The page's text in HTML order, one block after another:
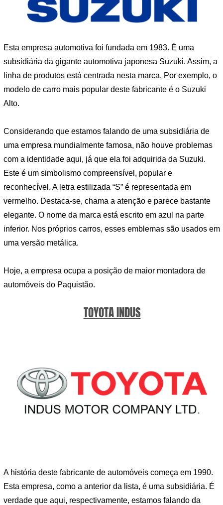
Esta empresa automotiva foi fundada em 1983. É uma
subsidiária da gigante automotiva japonesa Suzuki. Assim, a
linha de produtos está centrada nesta marca. Por exemplo, o
modelo de carro mais popular deste fabricante é o Suzuki
Alto.
Considerando que estamos falando de uma subsidiária de
uma empresa mundialmente famosa, não houve problemas
com a identidade aqui, já que ela foi adquirida da Suzuki.
Este é um simbolismo compreensível, popular e
reconhecível. A letra estilizada “S” é representada em
vermelho. Destaca-se, chama a atenção e parece bastante
elegante. O nome da marca está escrito em azul na parte
inferior. Nos próprios carros, esses emblemas são usados ​​em
uma versão metálica.
Hoje, a empresa ocupa a posição de maior montadora de
automóveis do Paquistão.
TOYOTA INDUS
A história deste fabricante de automóveis começa em 1990.
Esta empresa, como a anterior da lista, é uma subsidiária. É
verdade que aqui, respectivamente, estamos falando da